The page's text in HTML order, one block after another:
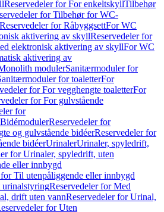
Reservedeler for For enkeltskyllTilbehør
for Tilbehør for WC-
Reservedeler for RåbyggsettFor WC
aktivering av skyllReservedeler for
elektronisk aktivering av skyllFor WC
aktivering av
modulerSanitærmoduler for
for toaletterFor
for For vegghengte toaletterFor
for For gulvstående
for
BidémodulerReservedeler for
og gulvstående bidéerReservedeler for
bidéerUrinalerUrinaler, spyledrift,
for Urinaler, spyledrift, uten
eller innbygd
Til utenpåliggende eller innbygd
urinalstyringReservedeler for Med
drift uten vannReservedeler for Urinal,
for Uten